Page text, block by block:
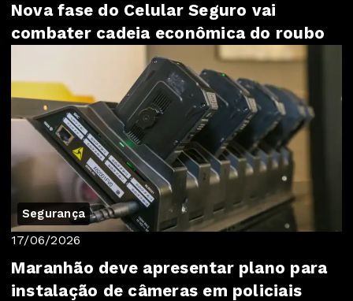
Nova fase do Celular Seguro vai
combater cadeia econômica do roubo
Segurança
17/06/2026
Maranhão deve apresentar plano para
instalação de câmeras em policiais